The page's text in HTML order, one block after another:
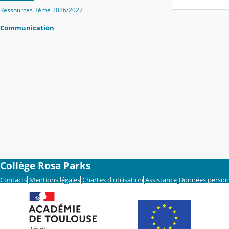
Ressources 3ème 2026/2027
Communication
Collège Rosa Parks
Contacts Mentions légales Chartes d'utilisation Assistance Données